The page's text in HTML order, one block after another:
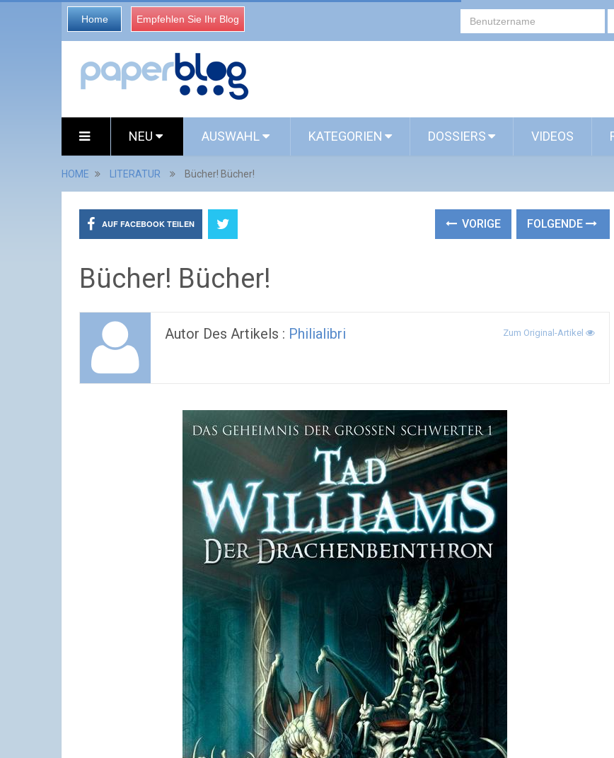
Home Empfehlen Sie Ihr Blog
NEU AUSWAHL KATEGORIEN DOSSIERS VIDEOS
HOME LITERATUR Bücher! Bücher!
AUF FACEBOOK TEILEN VORIGE FOLGENDE
Bücher! Bücher!
Autor Des Artikels : Philialibri Zum Original-Artikel